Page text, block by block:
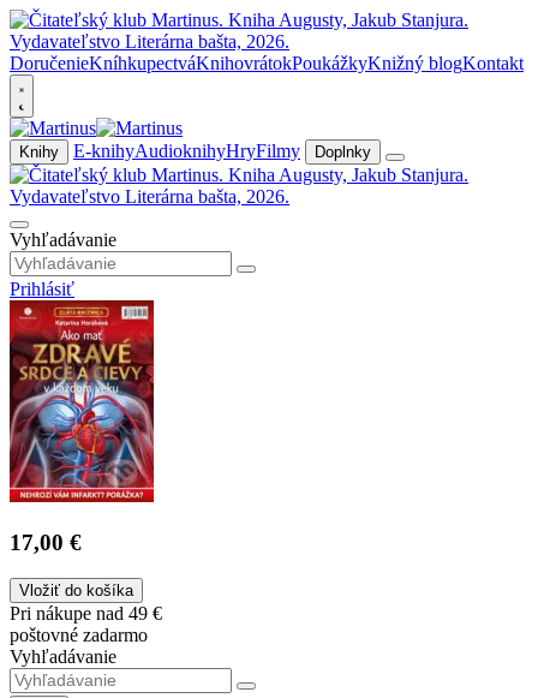
DoručenieKníhkupectváKnihovrátokPoukážkyKnižný blogKontakt
Knihy E-knihyAudioknihyHryFilmy Doplnky
Vyhľadávanie
Prihlásiť
17,00 €
Vložiť do košíka
Pri nákupe nad 49 €
poštovné zadarmo
Vyhľadávanie